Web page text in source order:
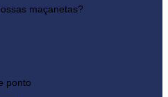
maçanetas?
ponto